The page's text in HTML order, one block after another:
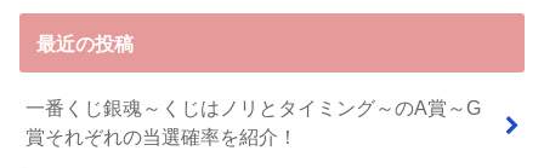
最近の投稿
一番くじ銀魂～くじはノリとタイミング～のA賞～G
賞それぞれの当選確率を紹介！